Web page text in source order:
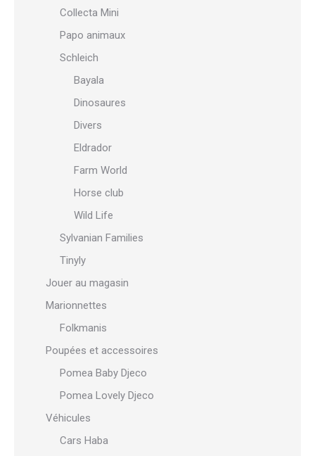
Collecta Mini
Papo animaux
Schleich
Bayala
Dinosaures
Divers
Eldrador
Farm World
Horse club
Wild Life
Sylvanian Families
Tinyly
Jouer au magasin
Marionnettes
Folkmanis
Poupées et accessoires
Pomea Baby Djeco
Pomea Lovely Djeco
Véhicules
Cars Haba